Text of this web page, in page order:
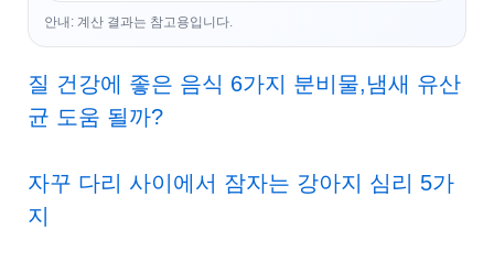
안내: 계산 결과는 참고용입니다.
질 건강에 좋은 음식 6가지 분비물,냄새 유산
균 도움 될까?
자꾸 다리 사이에서 잠자는 강아지 심리 5가
지